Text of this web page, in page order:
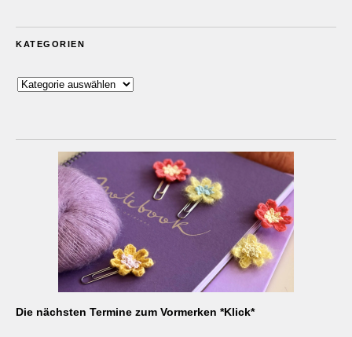
KATEGORIEN
Kategorien
Die nächsten Termine zum Vormerken *Klick*